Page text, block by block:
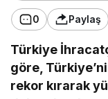
0 Paylaş
Türkiye
göre,
rekor kırarak